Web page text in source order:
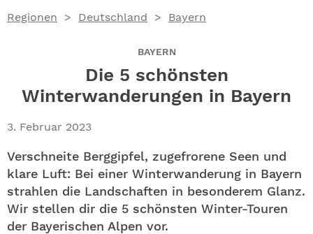
Regionen Deutschland Bayern
BAYERN
Die 5 schönsten
Winterwanderungen in Bayern
3. Februar 2023
Verschneite Berggipfel, zugefrorene Seen und
klare Luft: Bei einer Winterwanderung in Bayern
strahlen die Landschaften in besonderem Glanz.
Wir stellen dir die 5 schönsten Winter-Touren
der Bayerischen Alpen vor.
GEWINNEN
ALLE THEMEN
SHOP